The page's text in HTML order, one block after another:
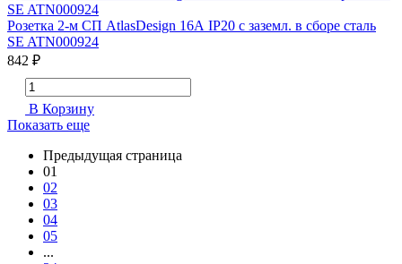
Розетка 2-м СП AtlasDesign 16А IP20 с заземл. в сборе сталь
SE ATN000924
842 ₽
В Корзину
Показать еще
Предыдущая страница
01
02
03
04
05
...